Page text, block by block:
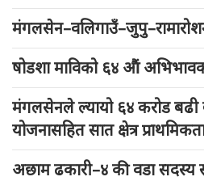
षोडशा माविको ६४ औं
मंगलसेनले ल्यायो ६४ करोड बढी
योजनासहित सात क्षेत्र
अछाम ढकारी–४ की वडा सदस्य